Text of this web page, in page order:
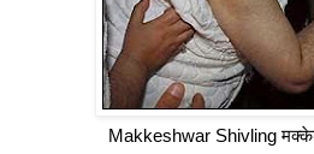
Makkeshwar Shivling